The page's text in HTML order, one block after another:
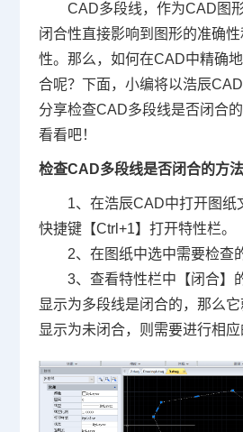
CAD多段线，作为CAD 图
闭合性直接影响到图形的准确
性。那么，如何在CAD中精确
合呢？下面，小编将以浩辰
分享检查CAD多段线是否闭合
看看吧！
检查CAD多段线是否闭合的方法
1、在浩辰CAD中打开图纸
快捷键【Ctrl+1】打开特性栏。
2、在图纸中选中需要检查
3、查看特性栏中【闭合】
显示为多段线是闭合的，那么
显示为未闭合，则需要进行相应